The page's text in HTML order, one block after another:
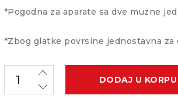
*Pogodna za aparate sa dve muzne
*Zbog glatke povrsine jednostavna za
DODAJ U KORPU